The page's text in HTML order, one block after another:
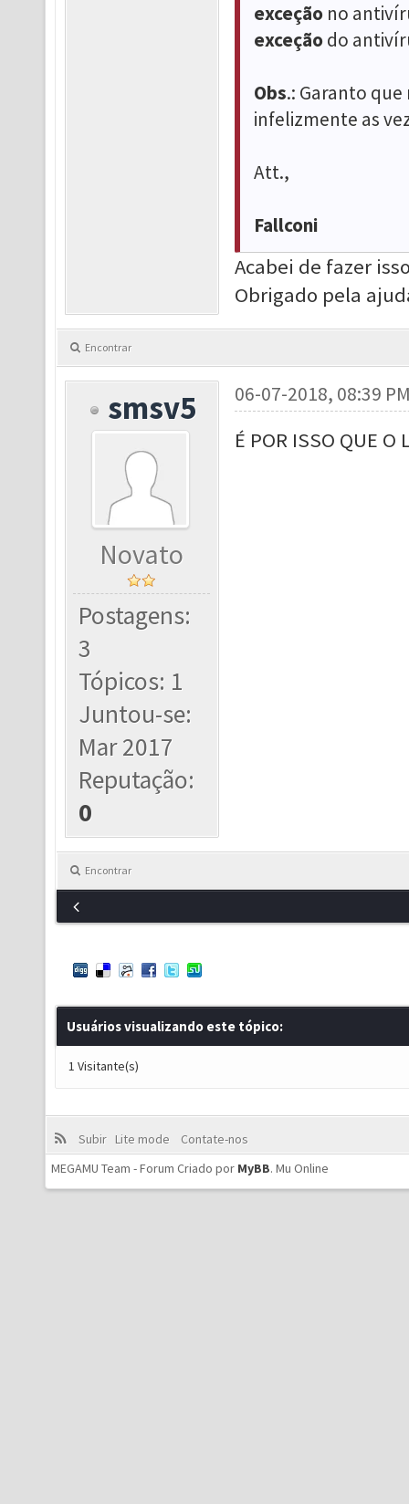
exceçãono
exceçãodo
Obs.: Garanto
infelizmente as
Att.,
Fallconi
Acabei de fazer
Obrigado pela
Encontrar
smsv5
Novato
Postagens:
3
Tópicos: 1
Juntou-se:
Mar 2017
Reputação:
0
06-07-2018, 08:39
É POR ISSO QUE O
Encontrar
Usuários visualizando este tópico:
1 Visitante(s)
Subir Lite mode
Contate-nos
MEGAMU Team - Forum Criado por MyBB. Mu Online